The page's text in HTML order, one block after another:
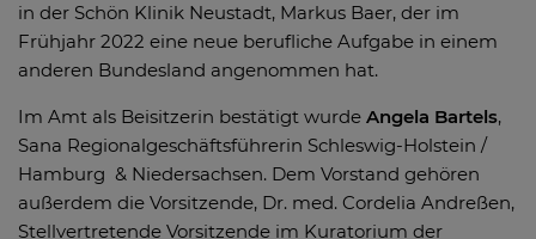
in der Schön Klinik Neustadt, Markus Baer, der im
Frühjahr 2022 eine neue berufliche Aufgabe in einem
anderen Bundesland angenommen hat.
Im Amt als Beisitzerin bestätigt wurde Angela Bartels,
Sana Regionalgeschäftsführerin Schleswig-Holstein /
Hamburg & Niedersachsen. Dem Vorstand gehören
außerdem die Vorsitzende, Dr. med. Cordelia Andreßen,
Stellvertretende Vorsitzende im Kuratorium der